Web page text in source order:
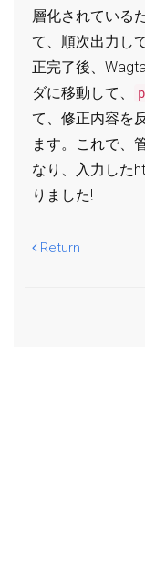
層化されている
て、順次出力し
正完了後、
ダに移動して、
て、修正内容を
ます。これで、
なり、入力した
りました!
Return